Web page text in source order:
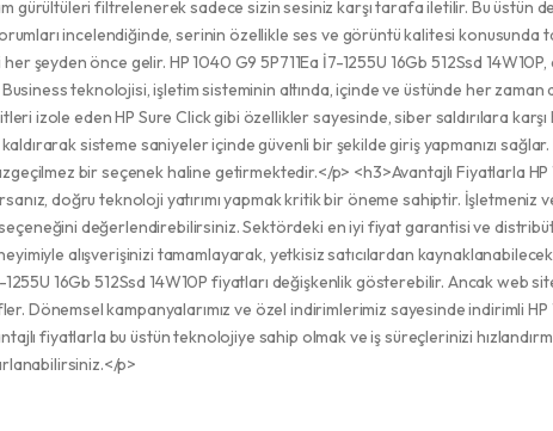
gürültüleri filtrelenerek sadece sizin sesiniz karşı tarafa iletilir. Bu
incelendiğinde, serinin özellikle ses ve görüntü kalitesi konusunda
şeyden önce gelir. HP 1040 G9 5P711Ea İ7-1255U 16Gb 512Ssd
teknolojisi, işletim sisteminin altında, içinde ve üstünde her zaman
izole eden HP Sure Click gibi özellikler sayesinde, siber saldırılara
sisteme saniyeler içinde güvenli bir şekilde giriş yapmanızı
bir seçenek haline getirmektedir.</p> <h3>Avantajlı Fiyatlarla HP
doğru teknoloji yatırımı yapmak kritik bir öneme sahiptir. İşletmeniz
seçeneğini değerlendirebilirsiniz. Sektördeki en iyi fiyat garantisi ve
alışverişinizi tamamlayarak, yetkisiz satıcılardan
16Gb 512Ssd 14W10P fiyatları değişkenlik gösterebilir. Ancak web
Dönemsel kampanyalarımız ve özel indirimlerimiz sayesinde indirimli HP
fiyatlarla bu üstün teknolojiye sahip olmak ve iş süreçlerinizi
p>